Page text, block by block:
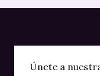
Únete a